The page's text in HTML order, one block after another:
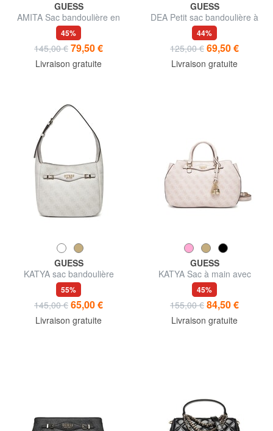
GUESS
AMITA Sac bandoulière en
cuir
45%
145,00 € 79,50 €
Livraison gratuite
GUESS
DEA Petit sac bandoulière à
rabat
44%
125,00 € 69,50 €
Livraison gratuite
GUESS
KATYA sac bandoulière
55%
145,00 € 65,00 €
Livraison gratuite
GUESS
KATYA Sac à main avec
bandoulière
45%
155,00 € 84,50 €
Livraison gratuite